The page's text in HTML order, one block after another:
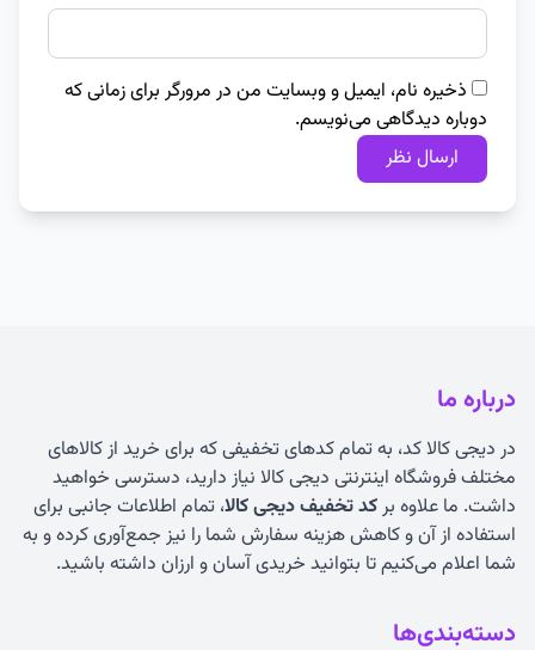
ذخیره نام، ایمیل و وبسایت من در مرورگر برای زمانی که
دوباره دیدگاهی می‌نویسم.
درباره ما
در دیجی کالا کد، به تمام کدهای تخفیفی که برای خرید از کالاهای
مختلف فروشگاه اینترنتی دیجی کالا نیاز دارید، دسترسی خواهید
داشت. ما علاوه برکد تخفیف دیجی کالا، تمام اطلاعات جانبی برای
استفاده از آن و کاهش هزینه سفارش شما را نیز جمع‌آوری کرده و به
شما اعلام می‌کنیم تا بتوانید خریدی آسان و ارزان داشته باشید.
دسته‌بندی‌ها